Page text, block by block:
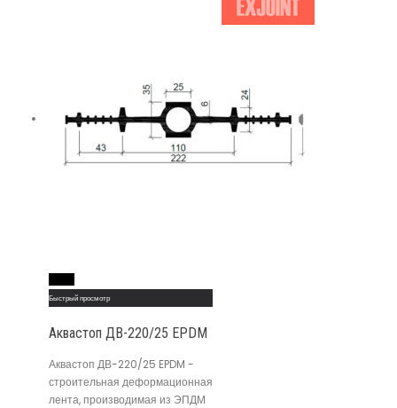
Быстрый просмотр
Аквастоп ДВ-220/25 EPDM
Аквастоп ДВ-220/25 EPDM -
строительная деформационная
лента, производимая из ЭПДМ